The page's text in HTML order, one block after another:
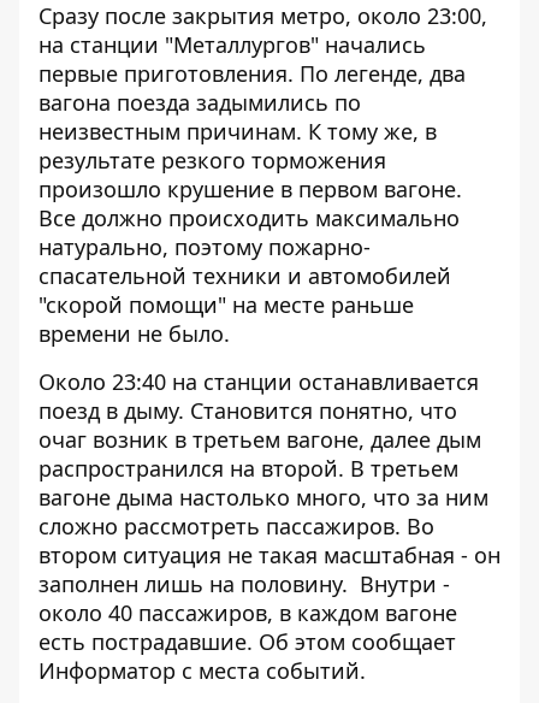
Сразу после закрытия метро, около 23:00,
на станции "Металлургов" начались
первые приготовления. По легенде, два
вагона поезда задымились по
неизвестным причинам. К тому же, в
результате резкого торможения
произошло крушение в первом вагоне.
Все должно происходить максимально
натурально, поэтому пожарно-
спасательной техники и автомобилей
"скорой помощи" на месте раньше
времени не было.
Около 23:40 на станции останавливается
поезд в дыму. Становится понятно, что
очаг возник в третьем вагоне, далее дым
распространился на второй. В третьем
вагоне дыма настолько много, что за ним
сложно рассмотреть пассажиров. Во
втором ситуация не такая масштабная - он
заполнен лишь на половину. Внутри -
около 40 пассажиров, в каждом вагоне
есть пострадавшие. Об этом сообщает
Информатор с места событий.